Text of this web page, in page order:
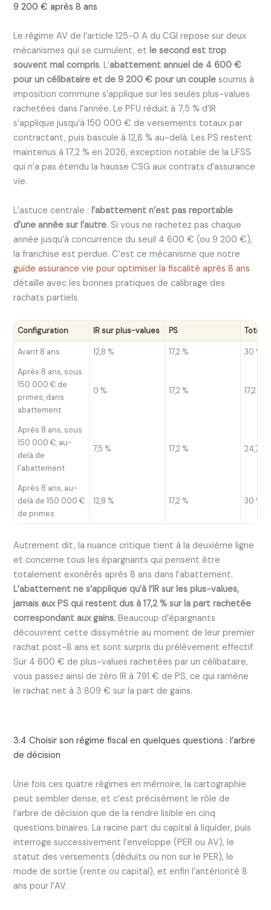
9 200 € après 8 ans
Le régime AV de l’article 125-0 A du CGI repose sur deux
mécanismes qui se cumulent, etle second est trop
souvent mal compris. L’abattement annuel de 4 600 €
pour un célibataire et de 9 200 € pour un couple soumis à
imposition commune s’applique sur les seules plus-values
rachetées dans l’année. Le PFU réduit à 7,5 % d’IR
s’applique jusqu’à 150 000 € de versements totaux par
contractant, puis bascule à 12,8 % au-delà. Les PS restent
maintenus à 17,2 % en 2026, exception notable de la LFSS
qui n’a pas étendu la hausse CSG aux contrats d’assurance
vie.
L’astuce centrale :l’abattement n’est pas reportable
d’une année sur l’autre. Si vous ne rachetez pas chaque
année jusqu’à concurrence du seuil 4 600 € (ou 9 200 €),
la franchise est perdue. C’est ce mécanisme que notre
guide assurance vie pour optimiser la fiscalité après 8 ans
détaille avec les bonnes pratiques de calibrage des
rachats partiels.
Configuration IR sur plus-values PS Total
Avant 8 ans 12,8 % 17,2 %
30 %
Après 8 ans, sous
150 000 € de
primes, dans
abattement
0 % 17,2 % 17,2 %
Après 8 ans, sous
150 000 €, au-
delà de
l’abattement
7,5 % 17,2 % 24,7 %
Après 8 ans, au-
delà de 150 000 €
de primes
12,8 % 17,2 % 30 %
Autrement dit, la nuance critique tient à la deuxième ligne
et concerne tous les épargnants qui pensent être
totalement exonérés après 8 ans dans l’abattement.
L’abattement ne s’applique qu’à l’IR sur les plus-values,
jamais aux PS qui restent dus à 17,2 % sur la part rachetée
correspondant aux gains. Beaucoup d’épargnants
découvrent cette dissymétrie au moment de leur premier
rachat post-8 ans et sont surpris du prélèvement effectif.
Sur 4 600 € de plus-values rachetées par un célibataire,
vous passez ainsi de zéro IR à 791 € de PS, ce qui ramène
le rachat net à 3 809 € sur la part de gains.
3.4 Choisir son régime fiscal en quelques questions : l’arbre
de décision
Une fois ces quatre régimes en mémoire, la cartographie
peut sembler dense, et c’est précisément le rôle de
l’arbre de décision que de la rendre lisible en cinq
questions binaires. La racine part du capital à liquider, puis
interroge successivement l’enveloppe (PER ou AV), le
statut des versements (déduits ou non sur le PER), le
mode de sortie (rente ou capital), et enfin l’antériorité 8
ans pour l’AV.